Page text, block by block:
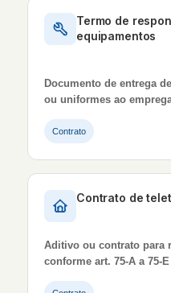
Termo de
equipamentos
Documento de entrega
ou uniformes ao
Contrato
Contrato de
Aditivo ou contrato para
conforme art. 75-A a 75-E